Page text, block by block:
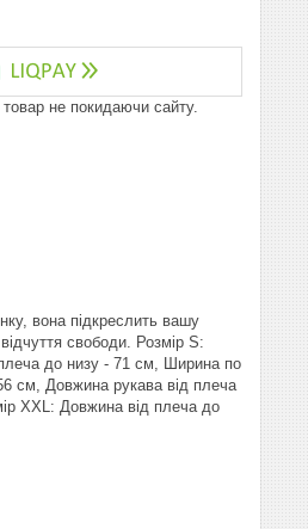
не покидаючи сайту.
вона підкреслить вашу
свободи. Розмір S:
до низу - 71 см, Ширина по
см, Довжина рукава від плеча
XXL: Довжина від плеча до